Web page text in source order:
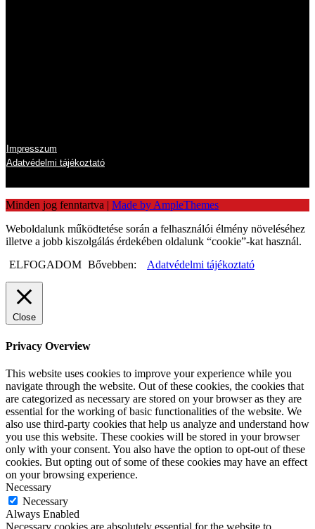
Impresszum
Adatvédelmi tájékoztató
Minden jog fenntartva | Made by AmpleThemes
Weboldalunk működtetése során a felhasználói élmény növeléséhez
illetve a jobb kiszolgálás érdekében oldalunk “cookie”-kat használ.
ELFOGADOM Bővebben: Adatvédelmi tájékoztató
Close
Privacy Overview
This website uses cookies to improve your experience while you
navigate through the website. Out of these cookies, the cookies that
are categorized as necessary are stored on your browser as they are
essential for the working of basic functionalities of the website. We
also use third-party cookies that help us analyze and understand how
you use this website. These cookies will be stored in your browser
only with your consent. You also have the option to opt-out of these
cookies. But opting out of some of these cookies may have an effect
on your browsing experience.
Necessary
Necessary
Always Enabled
Necessary cookies are absolutely essential for the website to